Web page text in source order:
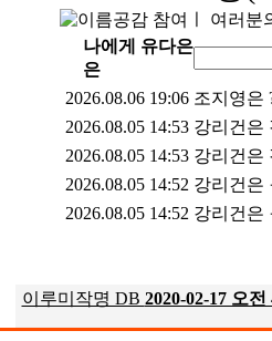
이루미작명 DB 2020-02-17 오전